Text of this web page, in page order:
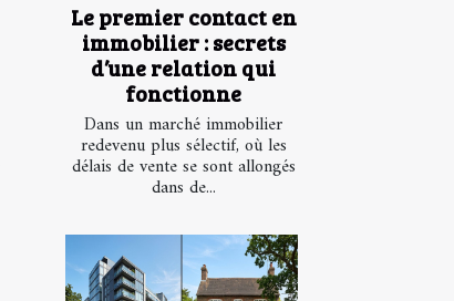
Le premier contact en
immobilier : secrets
d’une relation qui
fonctionne
Dans un marché immobilier
redevenu plus sélectif, où les
délais de vente se sont allongés
dans de...